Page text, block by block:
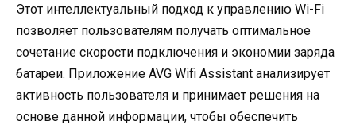
Этот интеллектуальный подход к управлению Wi-Fi
позволяет пользователям получать оптимальное
сочетание скорости подключения и экономии заряда
батареи. Приложение AVG Wifi Assistant анализирует
активность пользователя и принимает решения на
основе данной информации, чтобы обеспечить